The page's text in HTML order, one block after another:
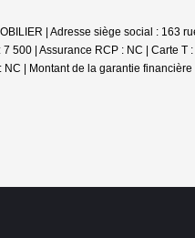
| Adresse siège social :
500 | Assurance RCP : NC | Carte T
| Montant de la garantie